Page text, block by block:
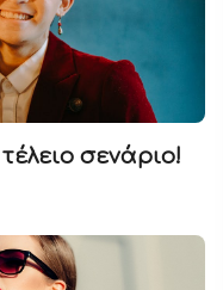
σενάριο!